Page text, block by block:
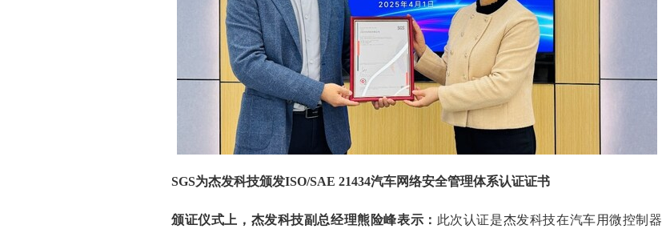
SGS为杰发科技颁发ISO/SAE 21434汽车网络安全管理体系认证证书
颁证仪式上，杰发科技副总经理熊险峰表示： 此次认证是杰发科技在汽车用微控制器